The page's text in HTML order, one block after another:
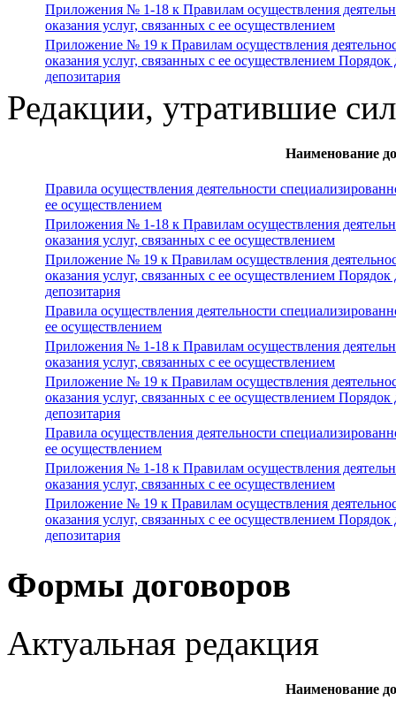
Приложения № 1-18 к Правилам осуществления
оказания услуг, связанных с ее осуществлением
Приложение № 19 к Правилам осуществления
оказания услуг, связанных с ее осуществлением
депозитария
Редакции, утратившие
Наименование
Правила осуществления деятельности
ее осуществлением
Приложения № 1-18 к Правилам осуществления
оказания услуг, связанных с ее осуществлением
Приложение № 19 к Правилам осуществления
оказания услуг, связанных с ее осуществлением
депозитария
Правила осуществления деятельности
ее осуществлением
Приложения № 1-18 к Правилам осуществления
оказания услуг, связанных с ее осуществлением
Приложение № 19 к Правилам осуществления
оказания услуг, связанных с ее осуществлением
депозитария
Правила осуществления деятельности
ее осуществлением
Приложения № 1-18 к Правилам осуществления
оказания услуг, связанных с ее осуществлением
Приложение № 19 к Правилам осуществления
оказания услуг, связанных с ее осуществлением
депозитария
Формы договоров
Актуальная редакция
Наименование